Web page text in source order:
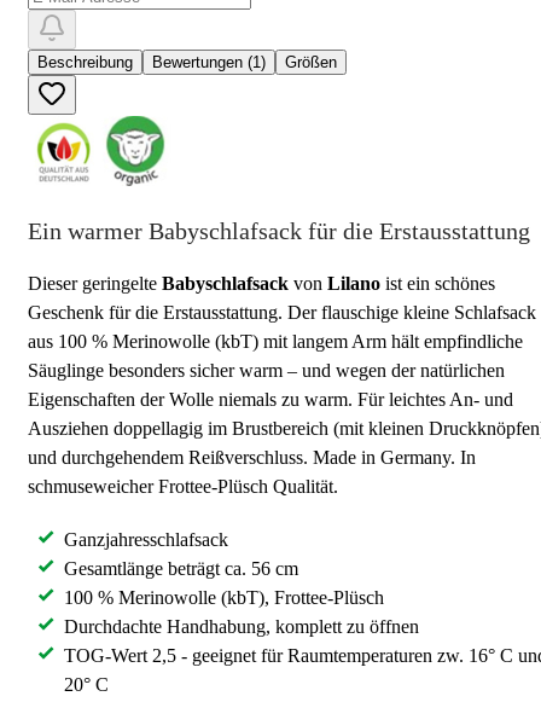
Beschreibung Bewertungen (1) Größen
Ein warmer Babyschlafsack für die Erstausstattung
Dieser geringelte Babyschlafsack von Lilano ist ein schönes
Geschenk für die Erstausstattung. Der flauschige kleine Schlafsack
aus 100 % Merinowolle (kbT) mit langem Arm hält empfindliche
Säuglinge besonders sicher warm – und wegen der natürlichen
Eigenschaften der Wolle niemals zu warm. Für leichtes An- und
Ausziehen doppellagig im Brustbereich (mit kleinen
und durchgehendem Reißverschluss. Made in Germany. In
schmuseweicher Frottee-Plüsch Qualität.
Ganzjahresschlafsack
Gesamtlänge beträgt ca. 56 cm
100 % Merinowolle (kbT), Frottee-Plüsch
Durchdachte Handhabung, komplett zu öffnen
TOG-Wert 2,5 - geeignet für Raumtemperaturen zw. 16° C
20° C